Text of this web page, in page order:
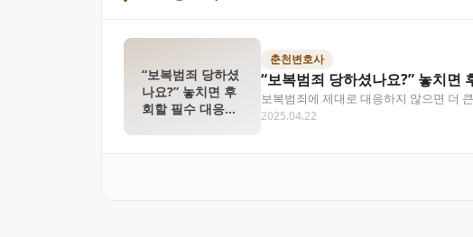
“보복범죄 당하셨
나요?” 놓치면 후
회할 필수 대응법
춘천변호사
“보복범죄 당하셨나요?” 놓치면
보복범죄에 제대로 대응하지 않으면 더
가해자가 보복 심리…
2025.04.22